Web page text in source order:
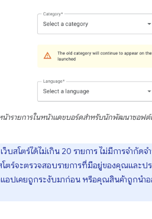
น้ารายการในหน้าแดชบอร์ดสำหรับนักพัฒนาซอฟต์
บสโตร์ได้ไม่เกิน 20 รายการ ไม่มีการจำกั
โตร์จะตรวจสอบรายการที่มีอยู่ของคุณแล
เคยถูกระงับมาก่อน หรือคุณสินค้าถูกนำอ